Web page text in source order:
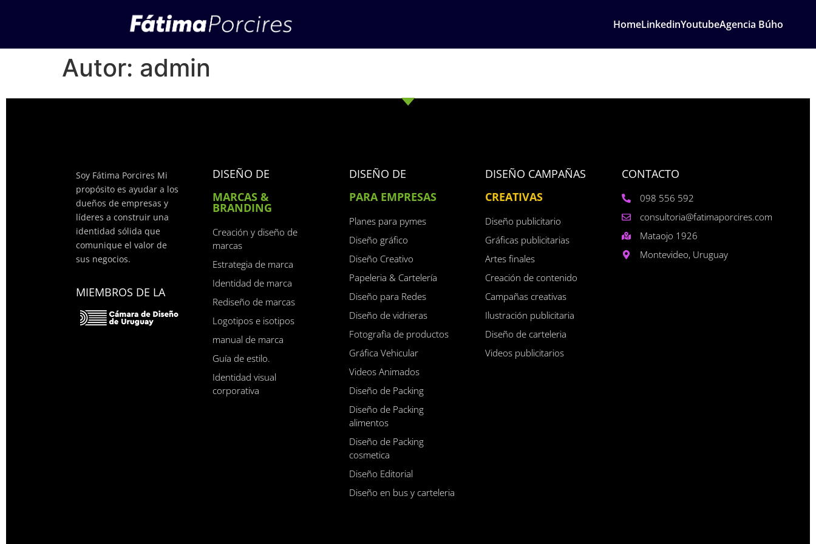
HomeLinkedinYoutubeAgencia Búho
Autor: admin
Soy Fátima Porcires Mi
propósito es ayudar a los
dueños de empresas y
líderes a construir una
identidad sólida que
comunique el valor de
sus negocios.
MIEMBROS DE LA
DISEÑO DE
MARCAS &
BRANDING
Creación y diseño de
marcas
Estrategia de marca
Identidad de marca
Rediseño de marcas
Logotipos e isotipos
manual de marca
Guía de estilo.
Identidad visual
corporativa
DISEÑO DE
PARA EMPRESAS
Planes para pymes
Diseño gráfico
Diseño Creativo
Papeleria & Cartelería
Diseño para Redes
Diseño de vidrieras
Fotografìa de productos
Gráfica Vehicular
Videos Animados
Diseño de Packing
Diseño de Packing
alimentos
Diseño de Packing
cosmetica
Diseño Editorial
Diseño en bus y carteleria
DISEÑO CAMPAÑAS
CREATIVAS
Diseño publicitario
Gráficas publicitarias
Artes finales
Creación de contenido
Campañas creativas
Ilustración publicitaria
Diseño de carteleria
Videos publicitarios
CONTACTO
098 556 592
consultoria@fatimaporcires.com
Mataojo 1926
Montevideo, Uruguay